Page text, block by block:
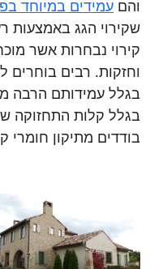
והם עמידים במיוחד
שקירוי הגג באמצעות
קירוי נבחרות אשר
וחזקות. רבים
בגלל עמידותם הרבה
בגלל קלות התחזוקה
בודדים מתיקון חומרי